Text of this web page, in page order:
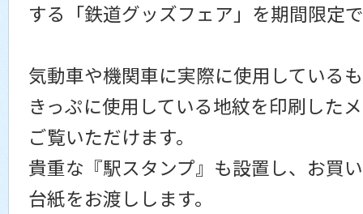
する「鉄道グッズフェア」を期間限定
気動車や機関車に実際に使用している
きっぷに使用している地紋を印刷した
ご覧いただけます。
貴重な『駅スタンプ』も設置し、お買
台紙をお渡しします。